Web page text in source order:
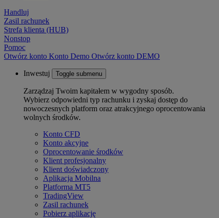
Handluj
Zasil rachunek
Strefa klienta (HUB)
Nonstop
Pomoc
Otwórz konto Konto Demo Otwórz konto DEMO
Inwestuj Toggle submenu
Zarządzaj Twoim kapitałem w wygodny sposób.
Wybierz odpowiedni typ rachunku i zyskaj dostęp do
nowoczesnych platform oraz atrakcyjnego oprocentowania
wolnych środków.
Konto CFD
Konto akcyjne
Oprocentowanie środków
Klient profesjonalny
Klient doświadczony
Aplikacja Mobilna
Platforma MT5
TradingView
Zasil rachunek
Pobierz aplikację